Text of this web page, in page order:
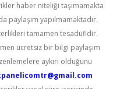
haber niteliği taşımamakta
paylaşım yapılmamaktadır.
tamamen tesadüfidir.
ücretsiz bir bilgi paylaşım
aykırı olduğunu